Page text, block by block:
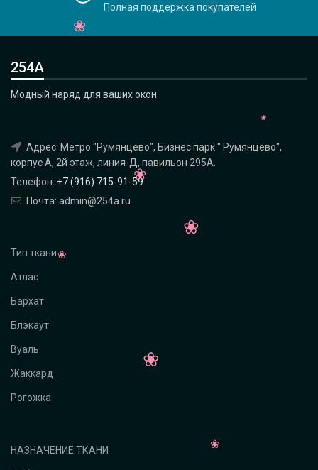
Полная поддержка покупателей
254А
Модный наряд для ваших окон
Адрес: Метро "Румянцево", Бизнес парк " Румянцево",
корпус А, 2й этаж, линия-Д, павильон 295A.
Телефон: +7 (916) 715-91-59
Почта: admin@254a.ru
Тип ткани
Атлас
Бархат
Блэкаут
Вуаль
Жаккард
Рогожка
НАЗНАЧЕНИЕ ТКАНИ